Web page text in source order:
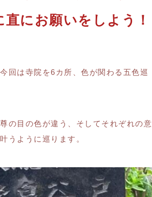
にお願いをしよう！
回は寺院を6カ所、色が関わる五色巡
の目の色が違う、そしてそれぞれの意
うように巡ります。